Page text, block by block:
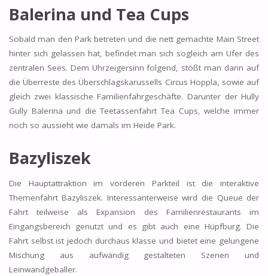
Balerina und Tea Cups
Sobald man den Park betreten und die nett gemachte Main Street
hinter sich gelassen hat, befindet man sich sogleich am Ufer des
zentralen Sees. Dem Uhrzeigersinn folgend, stößt man dann auf
die Überreste des Überschlagskarussells Circus Hoppla, sowie auf
gleich zwei klassische Familienfahrgeschäfte. Darunter der Hully
Gully Balerina und die Teetassenfahrt Tea Cups, welche immer
noch so aussieht wie damals im Heide Park.
Bazyliszek
Die Hauptattraktion im vorderen Parkteil ist die interaktive
Themenfahrt Bazyliszek. Interessanterweise wird die Queue der
Fahrt teilweise als Expansion des Familienrestaurants im
Eingangsbereich genutzt und es gibt auch eine Hüpfburg. Die
Fahrt selbst ist jedoch durchaus klasse und bietet eine gelungene
Mischung aus aufwändig gestalteten Szenen und
Leinwandgeballer.